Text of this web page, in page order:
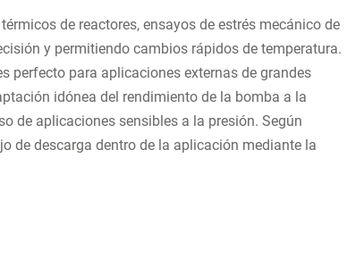
de reactores, ensayos de estrés mecánico de
y permitiendo cambios rápidos de temperatura.
perfecto para aplicaciones externas de grandes
idónea del rendimiento de la bomba a la
de aplicaciones sensibles a la presión. Según
de descarga dentro de la aplicación mediante la